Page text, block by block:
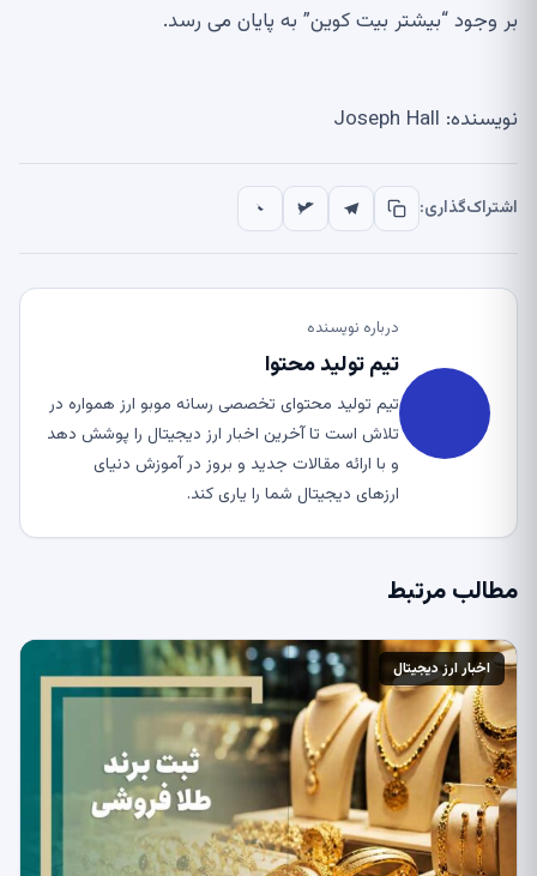
بر وجود “بیشتر بیت کوین” به پایان می رسد.
نویسنده: Joseph Hall
اشتراک‌گذاری:
درباره نویسنده
تیم تولید محتوا
تیم تولید محتوای تخصصی رسانه موبو ارز همواره در
تلاش است تا آخرین اخبار ارز دیجیتال را پوشش دهد
و با ارائه مقالات جدید و بروز در آموزش دنیای
ارزهای دیجیتال شما را یاری کند.
مطالب مرتبط
اخبار ارز دیجیتال